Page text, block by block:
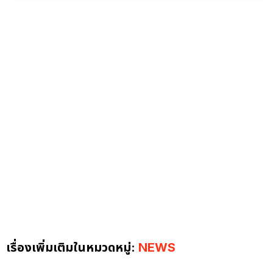
เรื่องเพิ่มเติมในหมวดหมู่: NEWS